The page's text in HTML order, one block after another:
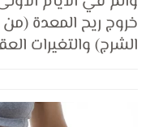
خروج ريح المعدة
الشرج) والتغيرات